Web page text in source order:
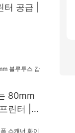
공급 |
80mm
린터 |